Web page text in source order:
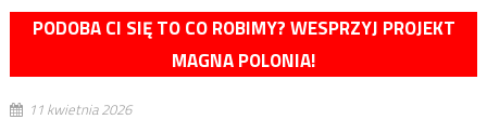
PODOBA CI SIĘ TO CO ROBIMY? WESPRZYJ PROJEKT
MAGNA POLONIA!
11 kwietnia 2026